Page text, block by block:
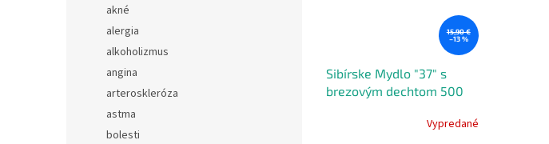
akné
alergia
alkoholizmus
angina
arteroskleróza
astma
bolesti
15,90 €
–13 %
Sibírske Mydlo "37" s
brezovým dechtom 500
Vypredané